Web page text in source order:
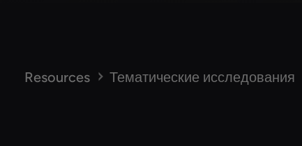
Resources Тематические исследования